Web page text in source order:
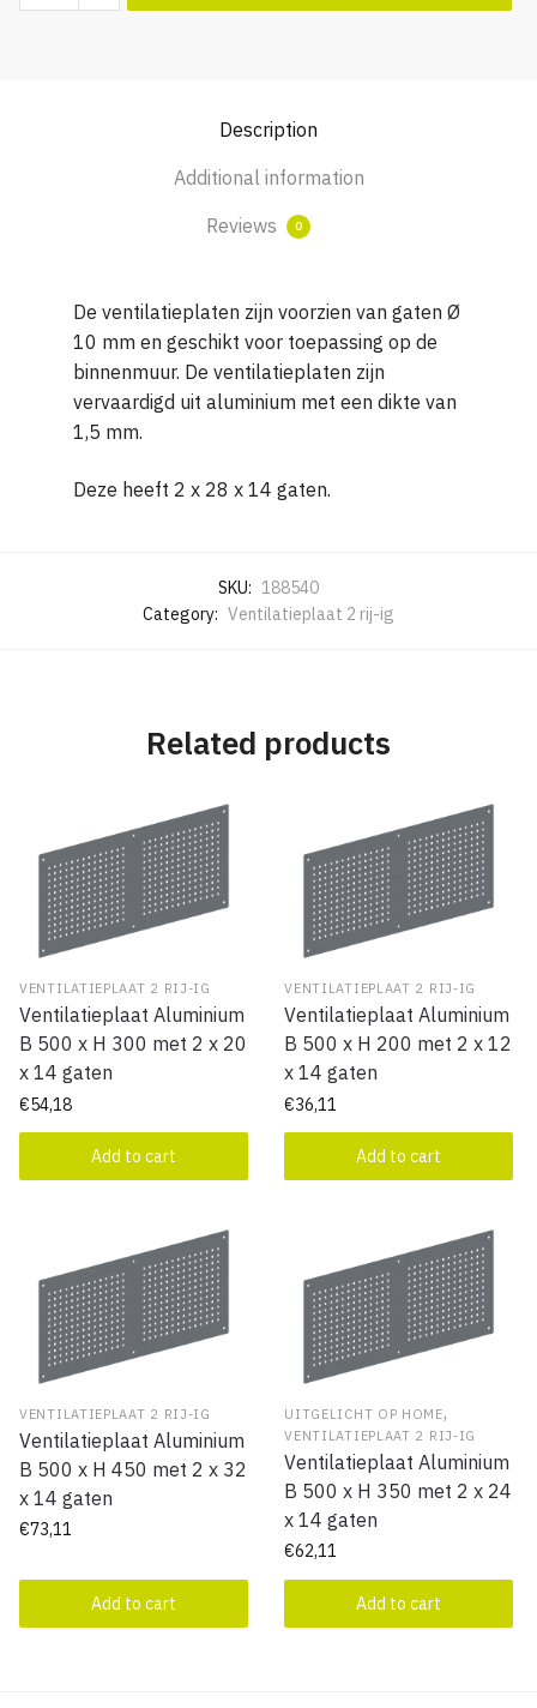
B
quantity
Description
Additional information
Reviews
0
De ventilatieplaten zijn voorzien van gaten Ø
10 mm en geschikt voor toepassing op de
binnenmuur. De ventilatieplaten zijn
vervaardigd uit aluminium met een dikte van
1,5 mm.
Deze heeft 2 x 28 x 14 gaten.
SKU: 188540
Category: Ventilatieplaat 2 rij-ig
Related products
VENTILATIEPLAAT 2 RIJ-IG
Ventilatieplaat Aluminium
B 500 x H 300 met 2 x 20
x 14 gaten
€54,18
Add to cart
VENTILATIEPLAAT 2 RIJ-IG
Ventilatieplaat Aluminium
B 500 x H 200 met 2 x 12
x 14 gaten
€36,11
Add to cart
VENTILATIEPLAAT 2 RIJ-IG
Ventilatieplaat Aluminium
B 500 x H 450 met 2 x 32
x 14 gaten
€73,11
Add to cart
UITGELICHT OP HOME,
VENTILATIEPLAAT 2 RIJ-IG
Ventilatieplaat Aluminium
B 500 x H 350 met 2 x 24
x 14 gaten
€62,11
Add to cart